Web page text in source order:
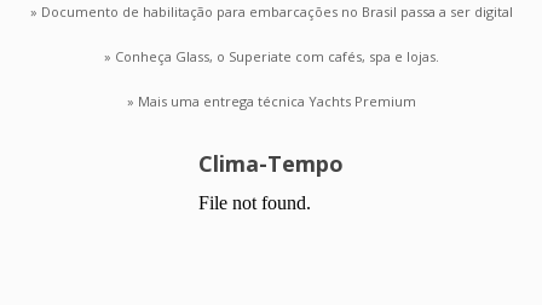
» Documento de habilitação para embarcações no Brasil passa a ser digital
» Conheça Glass, o Superiate com cafés, spa e lojas.
» Mais uma entrega técnica Yachts Premium
Clima-Tempo